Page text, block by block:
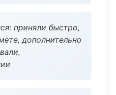
приняли быстро,
дополнительно